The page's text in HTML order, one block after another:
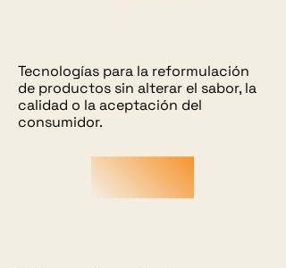
Tecnologías para la reformulación
de productos sin alterar el sabor, la
calidad o la aceptación del
consumidor.